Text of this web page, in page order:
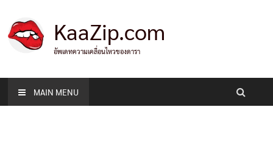
KaaZip.com
อัพเดทความเคลื่อนไหวของดารา
MAIN MENU